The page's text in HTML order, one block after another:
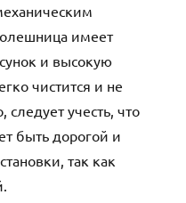
имеет
и высокую
чистится и не
учесть, что
быть дорогой и
так как